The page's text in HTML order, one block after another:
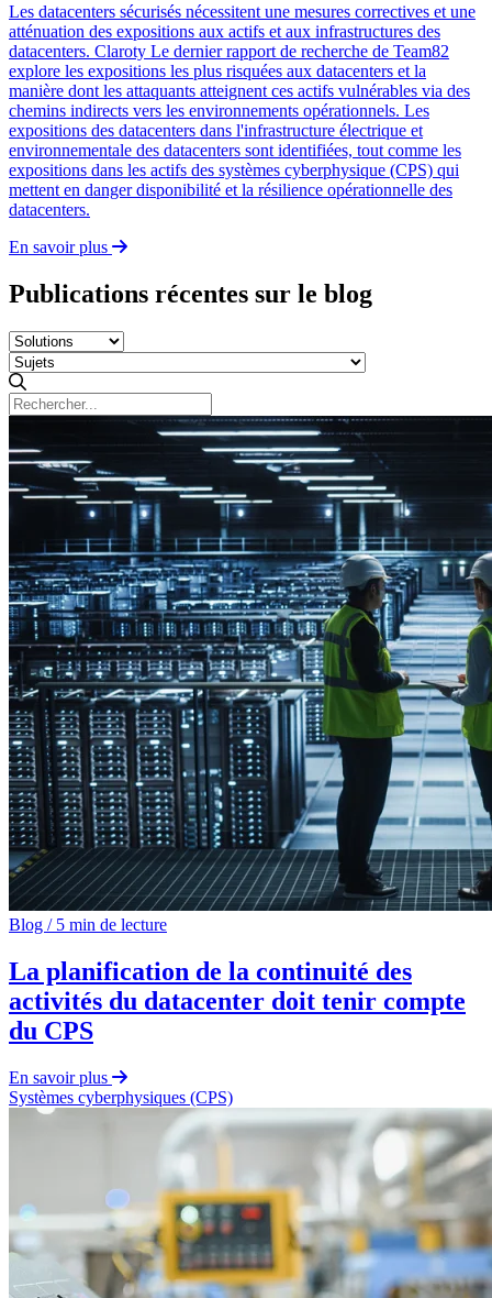
Les datacenters sécurisés nécessitent une mesures correctives et une
atténuation des expositions aux actifs et aux infrastructures des
datacenters. Claroty Le dernier rapport de recherche de Team82
explore les expositions les plus risquées aux datacenters et la
manière dont les attaquants atteignent ces actifs vulnérables via des
chemins indirects vers les environnements opérationnels. Les
expositions des datacenters dans l'infrastructure électrique et
environnementale des datacenters sont identifiées, tout comme les
expositions dans les actifs des systèmes cyberphysique (CPS) qui
mettent en danger disponibilité et la résilience opérationnelle des
datacenters.
En savoir plus
Publications récentes sur le blog
Blog /5 min de lecture
La planification de la continuité des
activités du datacenter doit tenir compte
du CPS
En savoir plus
Systèmes cyberphysiques (CPS)